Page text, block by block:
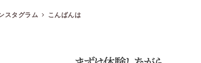
スタグラム こんばんは